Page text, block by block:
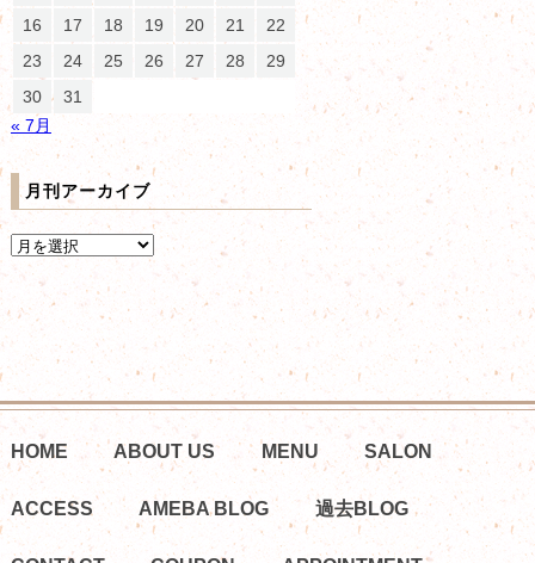
16
17 18 19 20 21
22
23
24 25 26 27 28
29
30
31
« 7月
月刊アーカイブ
HOME ABOUT US MENU SALON
ACCESS AMEBA BLOG 過去BLOG